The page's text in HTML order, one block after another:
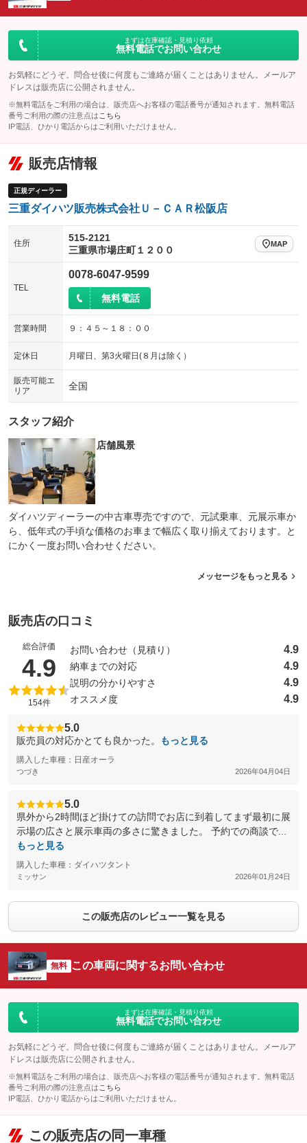
：装備なし
：装備なし
まずは在庫確認・見積り依頼
無料電話でお問い合わせ
お気軽にどうぞ。問合せ後に何度もご連絡が届くことはありません。メールア
ドレスは販売店に公開されません。
※無料電話をご利用の場合は、販売店へお客様の電話番号が通知されます。無料電話
番号ご利用の際の注意点は こちら
IP電話、ひかり電話からはご利用いただけません。
販売店情報
正規ディーラー
三重ダイハツ販売株式会社Ｕ－ＣＡＲ松阪店
住所
515-2121
三重県市場庄町１２００
MAP
TEL
0078-6047-9599
無料電話
営業時間 ９：４５～１８：００
定休日 月曜日、第3火曜日(８月は除く）
販売可能エ
リア
全国
スタッフ紹介
店舗風景
ダイハツディーラーの中古車専売ですので、元試乗車、元展示車か
ら、低年式の手頃な価格のお車まで幅広く取り揃えております。と
にかく一度お問い合わせください。
メッセージをもっと見る
販売店の口コミ
総合評価
4.9 （5点満点中）
154件
お問い合わせ（見積り） 4.9
納車までの対応 4.9
説明の分かりやすさ 4.9
オススメ度 4.9
5.0
販売員の対応かとても良かった。 もっと見る
購入した車種：日産オーラ
つづき 2026年04月04日
5.0
県外から2時間ほど掛けての訪問でお店に到着してまず最初に展
示場の広さと展示車両の多さに驚きました。 予約での商談で...
もっと見る
購入した車種：ダイハツタント
ミッサン 2026年01月24日
この販売店のレビュー一覧を見る
無料 この車両に関するお問い合わせ
まずは在庫確認・見積り依頼
無料電話でお問い合わせ
お気軽にどうぞ。問合せ後に何度もご連絡が届くことはありません。メールア
ドレスは販売店に公開されません。
※無料電話をご利用の場合は、販売店へお客様の電話番号が通知されます。無料電話
番号ご利用の際の注意点は こちら
IP電話、ひかり電話からはご利用いただけません。
この販売店の同一車種